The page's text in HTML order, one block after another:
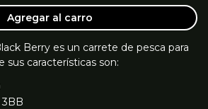
Agregar al carro
Berry es un carrete de pesca para
sus características son: